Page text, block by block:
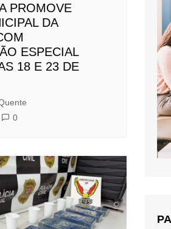
PROMOVE
DA
ESPECIAL
18 E 23 DE
0